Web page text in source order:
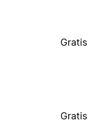
Gratis
Gratis